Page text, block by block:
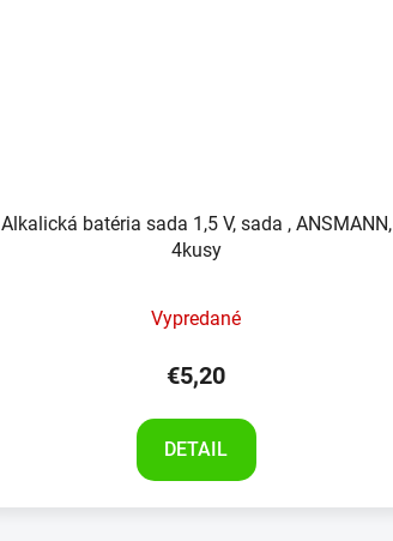
Alkalická batéria sada 1,5 V, sada , ANSMANN,
4kusy
Vypredané
€5,20
DETAIL